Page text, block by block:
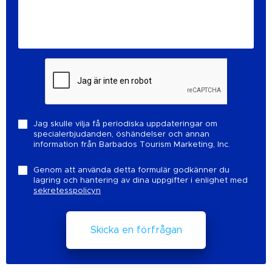
Jag skulle vilja få periodiska uppdateringar om
specialerbjudanden, öshändelser och annan
information från Barbados Tourism Marketing, Inc.
Genom att använda detta formulär godkänner du
lagring och hantering av dina uppgifter i enlighet med
sekretesspolicyn